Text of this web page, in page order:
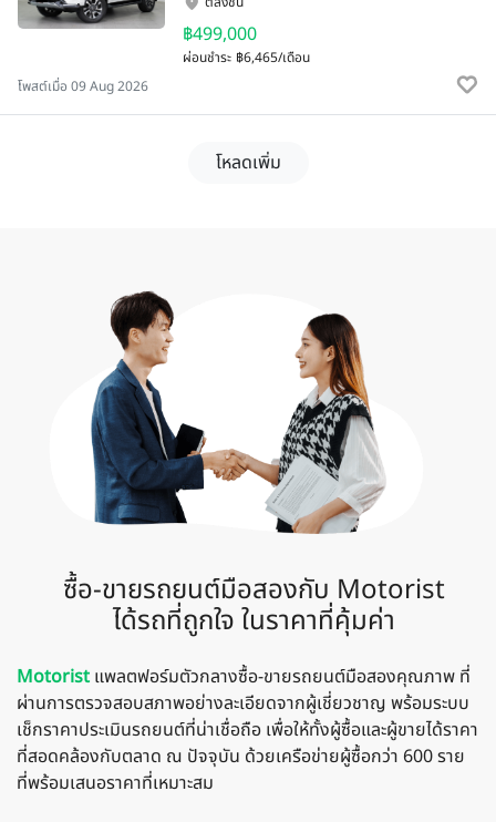
฿499,000
ผ่อนชำระ ฿6,465/เดือน
โพสต์เมื่อ 09 Aug 2026
โหลดเพิ่ม
ซื้อ-ขายรถยนต์มือสองกับ Motorist
ได้รถที่ถูกใจ ในราคาที่คุ้มค่า
Motorist แพลตฟอร์มตัวกลางซื้อ-ขายรถยนต์มือสองคุณภาพ ที่
ผ่านการตรวจสอบสภาพอย่างละเอียดจากผู้เชี่ยวชาญ พร้อมระบบ
เช็กราคาประเมินรถยนต์ที่น่าเชื่อถือ เพื่อให้ทั้งผู้ซื้อและผู้ขายได้ราคา
ที่สอดคล้องกับตลาด ณ ปัจจุบัน ด้วยเครือข่ายผู้ซื้อกว่า 600 ราย
ที่พร้อมเสนอราคาที่เหมาะสม